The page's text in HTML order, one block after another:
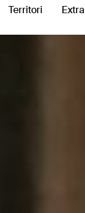
Territori Extra